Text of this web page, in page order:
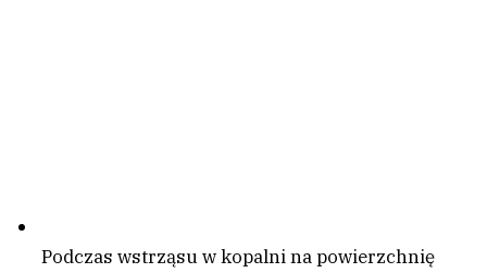
Podczas wstrząsu w kopalni na powierzchnię